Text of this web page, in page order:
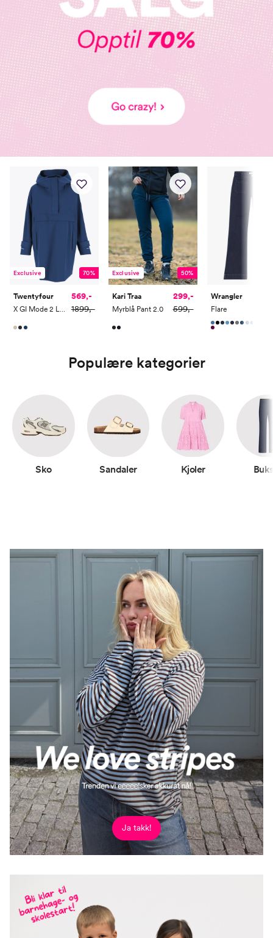
Exclusive 70%
Twentyfour
X GI Mode 2 Lags Poncho
569,-
1899,-
Exclusive 50%
Kari Traa
Myrblå Pant 2.0
299,-
599,-
Wrangler
Flare
Populære kategorier
Sko Sandaler Kjoler
Ja takk!